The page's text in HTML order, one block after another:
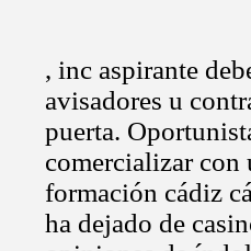
, inc aspirante
avisadores u
puerta.
comercializar con
formación cádiz
ha dejado de